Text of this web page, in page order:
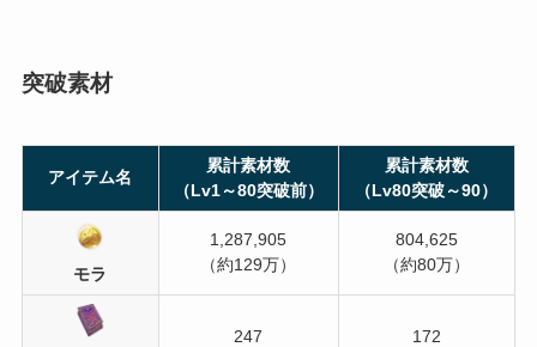
突破素材
アイテム名
累計素材数
（Lv1～80突破前）
累計素材数
（Lv80突破～90）
モラ
1,287,905
（約129万）
804,625
（約80万）
247 172